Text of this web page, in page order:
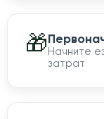
🎁Начните
затрат